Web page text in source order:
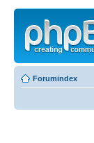
Forumindex